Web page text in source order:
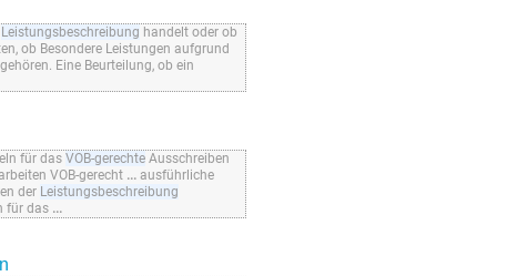
Leistungsbeschreibung handelt oder ob
ob Besondere Leistungen aufgrund
Eine Beurteilung, ob ein
für das VOB-gerechte Ausschreiben
VOB-gerecht ... ausführliche
der Leistungsbeschreibung
für das ...